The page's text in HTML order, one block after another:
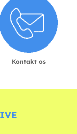
Kontakt os